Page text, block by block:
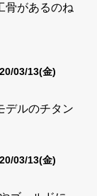
骨があるのね
03/13(金)
デルのチタン
03/13(金)